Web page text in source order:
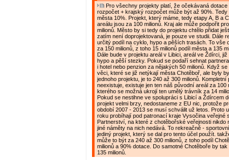
Pro všechny projekty platí, že očekávaná dotace
rozpočet + krajský rozpočet může být až 90%. Tedy
města 10%. Projekt, který máme, tedy etapy A, B a
areálu jsou za 100 milionů. Kraj ale může podpořit
milionů. Město by si tedy do projektu chtělo přidat
zatím není doprojektovaná, je pouze ve studii. Dále
určitý podíl na cyklo, hypo a pěších trasách. To vše
za 150 milionů, z toho 15 milionů podíl města a 135
Dále bude v projektu areál v Libici, areál ve Ždírci,
hypo a pěší stezky. Pokud se podaří sehnat
i hotel nebo penzion za nějakých 50 milionů. Když
věci, které se již netýkají města Chotěboř, ale byly
jednoho projektu, je to 240 až 300 milionů. Kompletní
neexistuje, existuje jen ten náš původní areál za 100
kterého se možná ukrojí ten umělý trávník za 14
Pokud se nestihne ve spolupráci s Libicí a Ždírcem
projekt velmi brzy, nedostaneme z EU nic, protože
období 2007 - 2013 se musí schválit už letos. Proto
roku probíhají pod patronací kraje Vysočina veřejné
Partnerství, na které z chotěbořské veřejnosti nikdo
jiné náměty na nich nedává. To rekreačně -
jediný projekt, který se dal pro tento účel použít.
může to být za 240 až 300 milionů, z toho podíl
milionů a 90% dotace. Do samotné Chotěboře by
135 milionů.